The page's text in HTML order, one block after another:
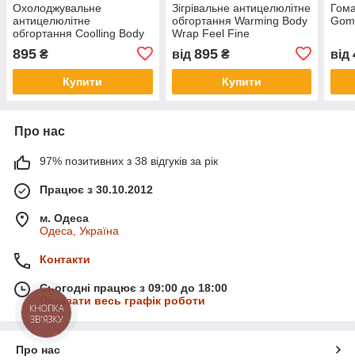
Охолоджувальне
антицелюлітне
обгортання Coolling Body
895 ₴
Купити
Зігрівальне антицелюлітне
обгортання Warming Body
Wrap Feel Fine
від 895₴
Купити
від
Про нас
97% позитивних з 38 відгуків за рік
Працює з 30.10.2012
м. Одеса
Одеса, Україна
Контакти
Сьогодні працює з 09:00 до 18:00
Показати весь графік роботи
Про нас
КНОПКА
ЗВ'ЯЗКУ